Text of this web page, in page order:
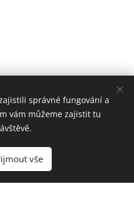
správné fungování a
vám můžeme zajistit tu
vše